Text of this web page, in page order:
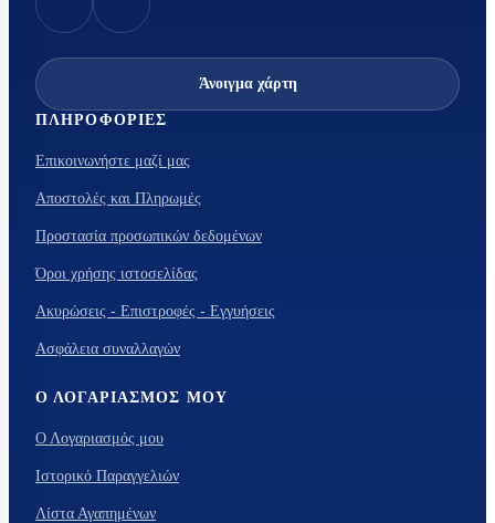
Άνοιγμα χάρτη
ΠΛΗΡΟΦΟΡΊΕΣ
Επικοινωνήστε μαζί μας
Αποστολές και Πληρωμές
Προστασία προσωπικών δεδομένων
Όροι χρήσης ιστοσελίδας
Ακυρώσεις - Επιστροφές - Εγγυήσεις
Ασφάλεια συναλλαγών
Ο ΛΟΓΑΡΙΑΣΜΌΣ ΜΟΥ
Ο Λογαριασμός μου
Ιστορικό Παραγγελιών
Λίστα Αγαπημένων